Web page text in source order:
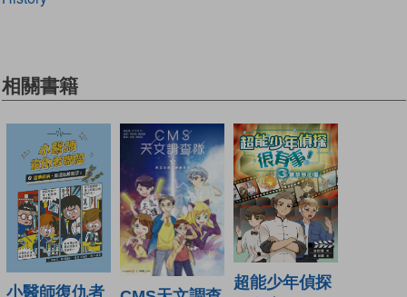
相關書籍
小醫師復仇者
超能少年偵探